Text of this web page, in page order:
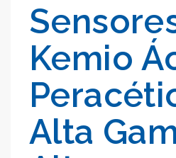
Kemio
Alta